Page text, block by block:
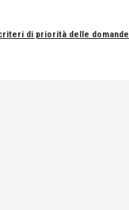
di priorità delle domande